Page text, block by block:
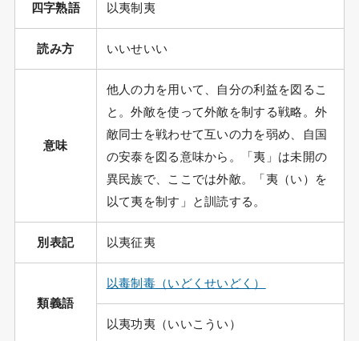
四字熟語 以夷制夷
読み方 いいせいい
意味
他人の力を用いて、自分の利益を図るこ
と。外敵を使って外敵を制する戦略。外
敵同士を戦わせて互いの力を弱め、自国
の安泰を図る意味から。「夷」は未開の
異民族で、ここでは外敵。「夷（い）を
以て夷を制す」と訓読する。
別表記 以夷征夷
類義語
以毒制毒（いどくせいどく）
以夷功夷（いいこうい）